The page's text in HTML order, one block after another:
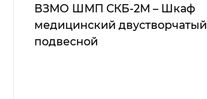
ВЗМО ШМП СКБ-2М – Шкаф
медицинский двустворчатый
подвесной